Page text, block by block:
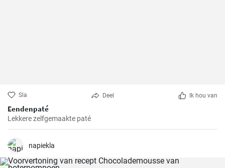
Sla Deel Ik hou van
Eendenpaté
Lekkere zelfgemaakte paté
napiekla